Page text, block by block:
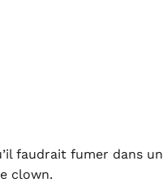
faudrait fumer dans
clown.